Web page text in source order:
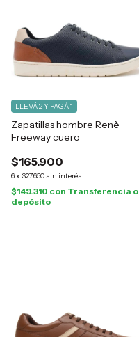
Zapatillas hombre Renè
Freeway cuero
$165.900
6x $27.650 sin interés
LLEVÁ 2 Y PAGÁ 1
$149.310 con Transferencia o
depósito